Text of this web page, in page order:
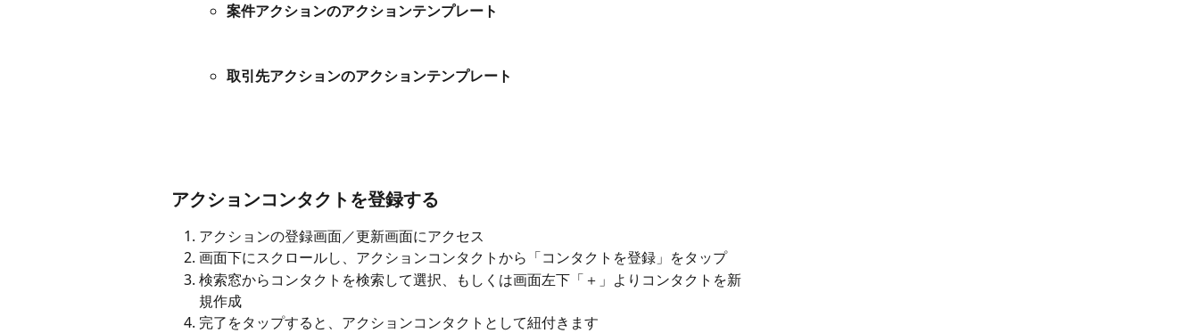
案件アクションのアクションテンプレート
取引先アクションのアクションテンプレート
アクションコンタクトを登録する
アクションの登録画面／更新画面にアクセス
画面下にスクロールし、アクションコンタクトから「コンタクトを登録」をタップ
検索窓からコンタクトを検索して選択、もしくは画面左下「＋」よりコンタクトを新
規作成
完了をタップすると、アクションコンタクトとして紐付きます